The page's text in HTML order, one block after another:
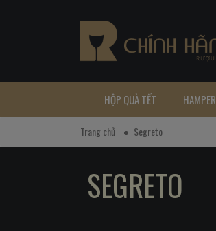
HỘP QUÀ TẾT HAMPER
Trang chủ Segreto
SEGRETO